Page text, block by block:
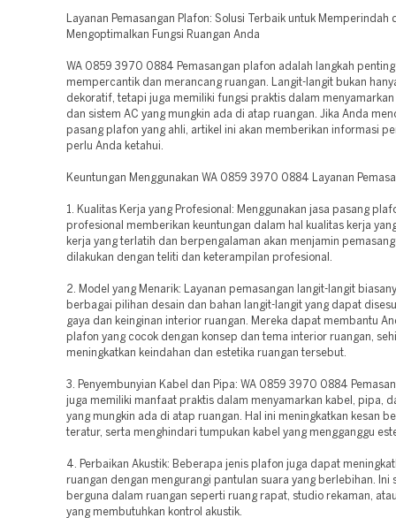
Layanan Pemasangan Plafon: Solusi Terbaik untuk Memperindah
Mengoptimalkan Fungsi Ruangan Anda
WA 0859 3970 0884 Pemasangan plafon adalah langkah
mempercantik dan merancang ruangan. Langit-langit bukan
dekoratif, tetapi juga memiliki fungsi praktis dalam
dan sistem AC yang mungkin ada di atap ruangan. Jika Anda
pasang plafon yang ahli, artikel ini akan memberikan informasi
perlu Anda ketahui.
Keuntungan Menggunakan WA 0859 3970 0884 Layanan
1. Kualitas Kerja yang Profesional: Menggunakan jasa pasang
profesional memberikan keuntungan dalam hal kualitas kerja
kerja yang terlatih dan berpengalaman akan menjamin
dilakukan dengan teliti dan keterampilan profesional.
2. Model yang Menarik: Layanan pemasangan langit-langit
berbagai pilihan desain dan bahan langit-langit yang dapat
gaya dan keinginan interior ruangan. Mereka dapat membantu
plafon yang cocok dengan konsep dan tema interior ruangan,
meningkatkan keindahan dan estetika ruangan tersebut.
3. Penyembunyian Kabel dan Pipa: WA 0859 3970 0884
juga memiliki manfaat praktis dalam menyamarkan kabel, pipa,
yang mungkin ada di atap ruangan. Hal ini meningkatkan kesan
teratur, serta menghindari tumpukan kabel yang mengganggu
4. Perbaikan Akustik: Beberapa jenis plafon juga dapat
ruangan dengan mengurangi pantulan suara yang berlebihan. Ini
berguna dalam ruangan seperti ruang rapat, studio rekaman,
yang membutuhkan kontrol akustik.